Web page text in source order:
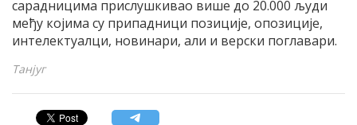
сарадницима прислушкивао више до 20.000 људи
међу којима су припадници позиције, опозиције,
интелектуалци, новинари, али и верски поглавари.
Танјуг